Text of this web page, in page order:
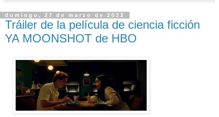
domingo, 27 de marzo de 2022
Tráiler de la película de ciencia ficción
YA MOONSHOT de HBO